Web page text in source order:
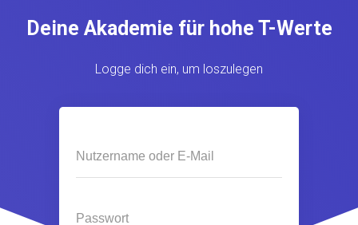
Deine Akademie für hohe T-Werte
Logge dich ein, um loszulegen